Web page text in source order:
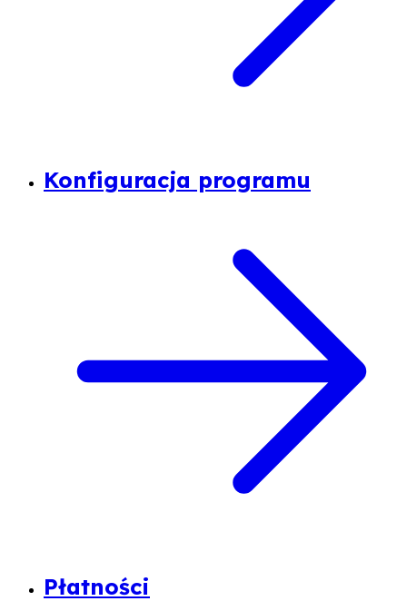
Konfiguracja programu
Płatności